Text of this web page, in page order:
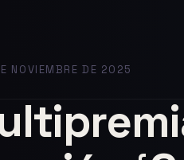
NOVIEMBRE DE 2025